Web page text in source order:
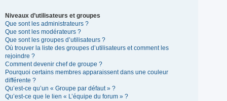
Niveaux d’utilisateurs et groupes
Que sont les administrateurs ?
Que sont les modérateurs ?
Que sont les groupes d’utilisateurs ?
Où trouver la liste des groupes d’utilisateurs et comment les
rejoindre ?
Comment devenir chef de groupe ?
Pourquoi certains membres apparaissent dans une couleur
différente ?
Qu’est-ce qu’un « Groupe par défaut » ?
Qu’est-ce que le lien « L’équipe du forum » ?